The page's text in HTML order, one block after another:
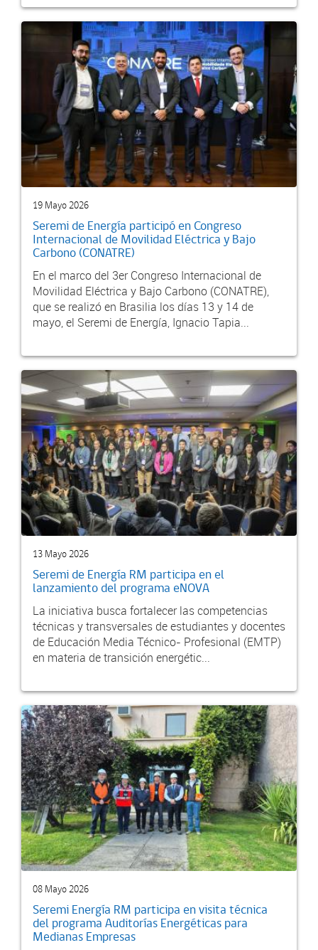
19 Mayo 2026
Seremi de Energía participó en Congreso
Internacional de Movilidad Eléctrica y Bajo
Carbono (CONATRE)
En el marco del 3er Congreso Internacional de
Movilidad Eléctrica y Bajo Carbono (CONATRE),
que se realizó en Brasilia los días 13 y 14 de
mayo, el Seremi de Energía, Ignacio Tapia...
13 Mayo 2026
Seremi de Energía RM participa en el
lanzamiento del programa eNOVA
La iniciativa busca fortalecer las competencias
técnicas y transversales de estudiantes y docentes
de Educación Media Técnico- Profesional (EMTP)
en materia de transición energétic...
08 Mayo 2026
Seremi Energía RM participa en visita técnica
del programa Auditorías Energéticas para
Medianas Empresas